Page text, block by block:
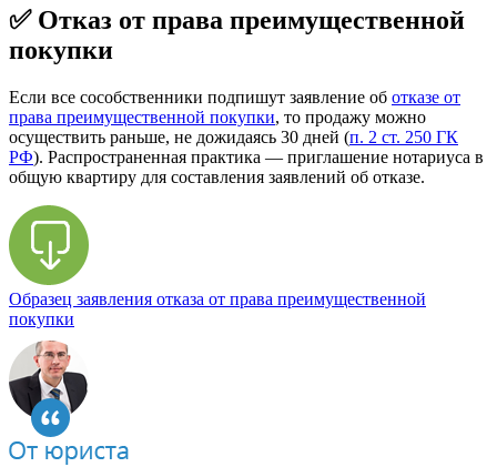
✅ Отказ от права преимущественной
покупки
Если все сособственники подпишут заявление об отказе от
права преимущественной покупки, то продажу можно
осуществить раньше, не дожидаясь 30 дней (п. 2 ст. 250 ГК
РФ). Распространенная практика — приглашение нотариуса в
общую квартиру для составления заявлений об отказе.
Образец заявления отказа от права преимущественной
покупки